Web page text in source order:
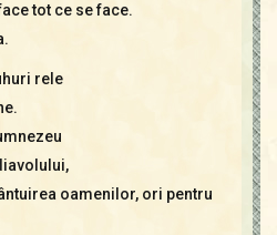
tot ce se face.
rele
oamenilor, ori pentru